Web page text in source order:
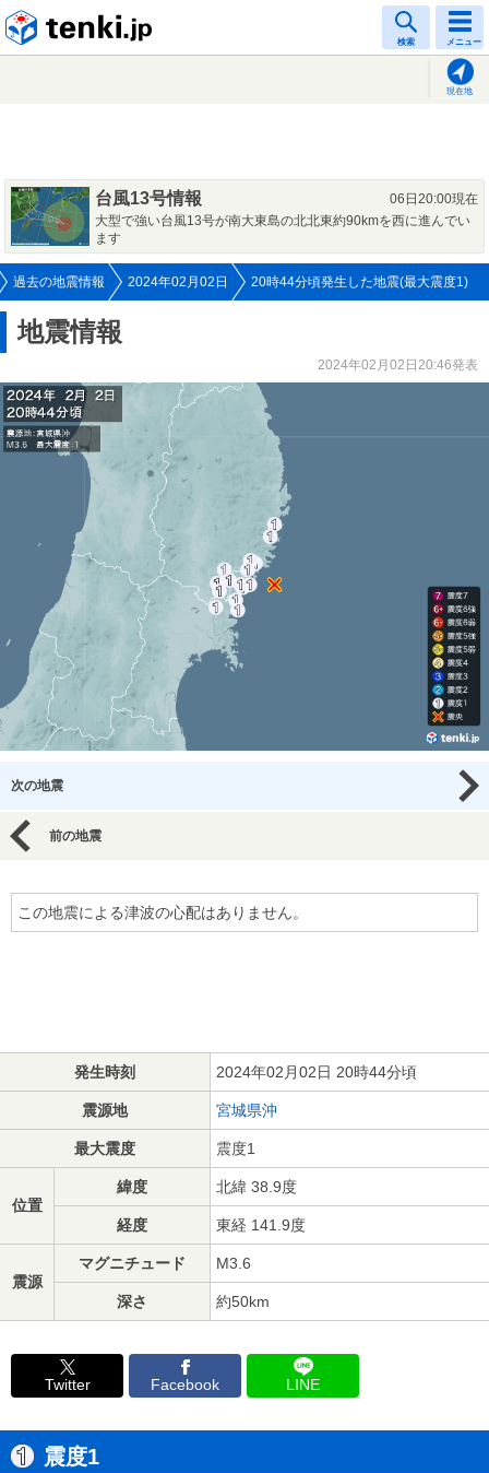
検索 メニュー
現在地
台風13号情報
06日20:00現在
大型で強い台風13号が南大東島の北北東約90kmを西に進んでい
ます
過去の地震情報 2024年02月02日 20時44分頃発生した地震(最大震度1)
地震情報
2024年02月02日20:46発表
次の地震
前の地震
この地震による津波の心配はありません。
発生時刻 2024年02月02日 20時44分頃
震源地 宮城県沖
最大震度 震度1
位置
緯度 北緯 38.9度
経度 東経 141.9度
震源
マグニチュード M3.6
深さ 約50km
Twitter Facebook LINE
震度1